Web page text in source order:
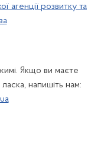
агенції розвитку та
Якщо ви маєте
напишіть нам: